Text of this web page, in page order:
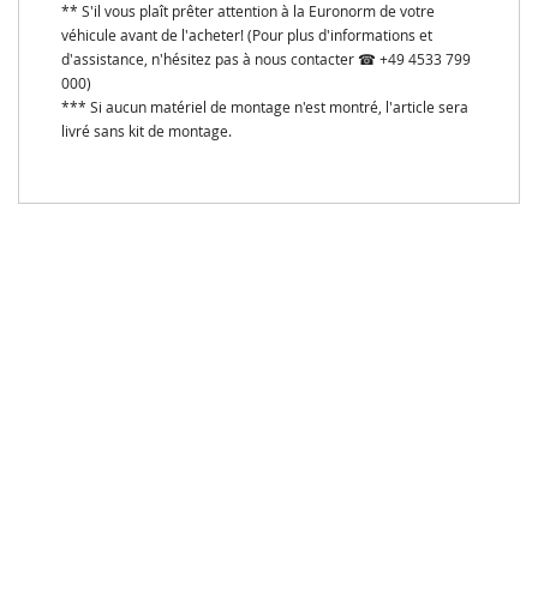
** S'il vous plaît prêter attention à la Euronorm de votre
véhicule avant de l'acheter! (Pour plus d'informations et
d'assistance, n'hésitez pas à nous contacter ☎ +49 4533 799
000)
*** Si aucun matériel de montage n'est montré, l'article sera
livré sans kit de montage.